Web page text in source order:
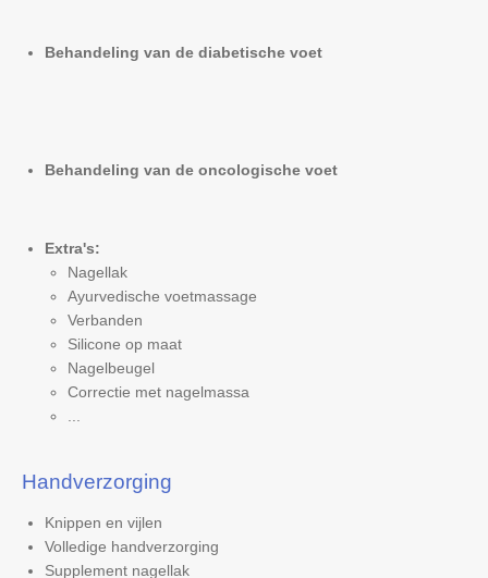
Behandeling van de diabetische voet
Behandeling van de oncologische voet
Extra's:
Nagellak
Ayurvedische voetmassage
Verbanden
Silicone op maat
Nagelbeugel
Correctie met nagelmassa
Handverzorging
Knippen en vijlen
Volledige handverzorging
Supplement nagellak